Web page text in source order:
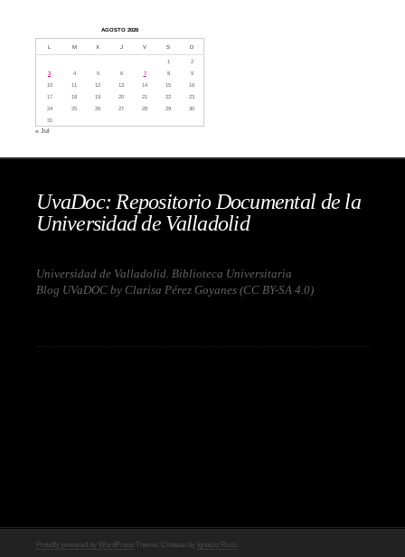
AGOSTO 2026
L M X J V S D
1
2
3
4 5 6 7 8
9
10
11 12 13 14 15
16
17
18 19 20 21 22
23
24
25 26 27 28 29
30
31
« Jul
UvaDoc: Repositorio Documental de la
Universidad de Valladolid
Universidad de Valladolid. Biblioteca Universitaria
Blog UVaDOC by Clarisa Pérez Goyanes (CC BY-SA 4.0)
Proudly powered by WordPress Theme: Chateau by Ignacio Ricci